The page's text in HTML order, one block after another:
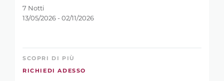
7 Notti
13/05/2026 - 02/11/2026
SCOPRI DI PIÙ
RICHIEDI ADESSO